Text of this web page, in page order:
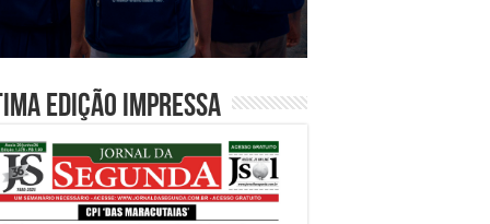
edição impressa